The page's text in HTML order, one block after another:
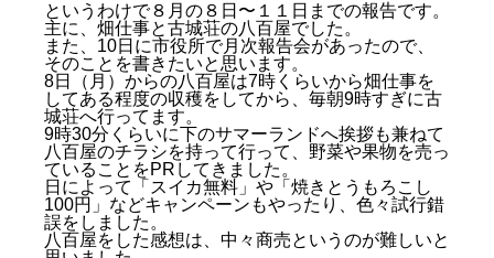
プライバシーポリシー
というわけで８月の８日〜１１日までの報告です。
主に、畑仕事と古城荘の八百屋でした。
また、10日に市役所で月次報告会があったので、
そのことを書きたいと思います。
8日（月）からの八百屋は7時くらいから畑仕事を
してある程度の収穫をしてから、毎朝9時すぎに古
城荘へ行ってます。
9時30分くらいに下のサマーランドへ挨拶も兼ねて
八百屋のチラシを持って行って、野菜や果物を売っ
ていることをPRしてきました。
日によって「スイカ無料」や「焼きとうもろこし
100円」などキャンペーンもやったり、色々試行錯
誤をしました。
八百屋をした感想は、中々商売というのが難しいと